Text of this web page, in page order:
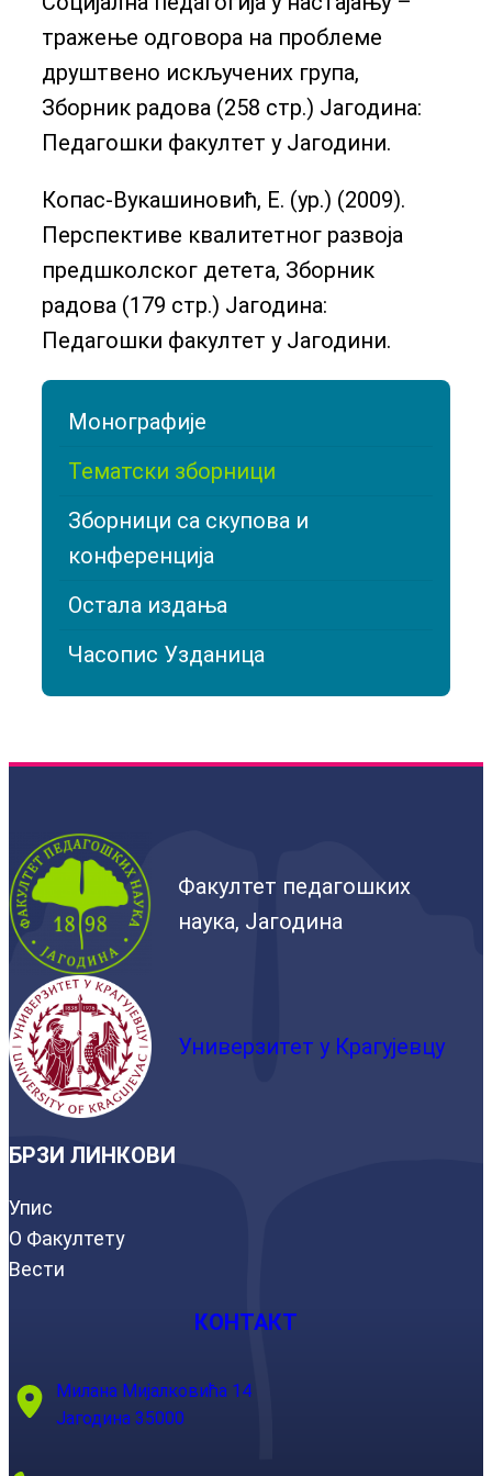
тражење одговора на проблеме
друштвено искључених група,
Зборник радова (258 стр.) Јагодина:
Педагошки факултет у Јагодини.
Копас-Вукашиновић, Е. (ур.) (2009).
Перспективе квалитетног развоја
предшколског детета, Зборник
радова (179 стр.) Јагодина:
Педагошки факултет у Јагодини.
Монографије
Тематски зборници
Зборници са скупова и
конференција
Остала издања
Часопис Узданица
Факултет педагошких
наука, Јагодина
Универзитет у Крагујевцу
БРЗИ ЛИНКОВИ
Упис
О Факултету
Вести
КОНТАКТ
Милана Мијалковића 14
Јагодина 35000